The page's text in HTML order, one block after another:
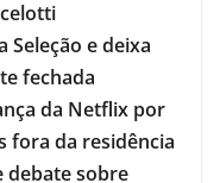
Seleção e deixa
fechada
da Netflix por
fora da residência
debate sobre